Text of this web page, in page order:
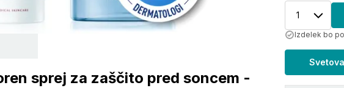
sprej za zaščito pred soncem -
1
Izdelek bo